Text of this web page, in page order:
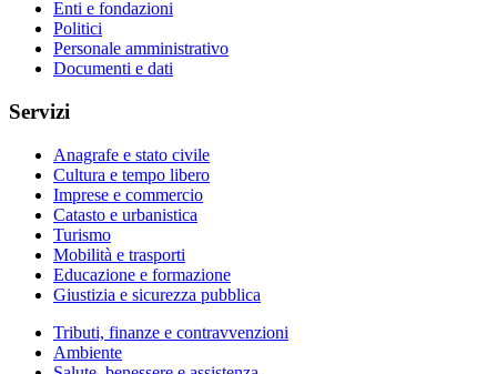
Enti e fondazioni
Politici
Personale amministrativo
Documenti e dati
Servizi
Anagrafe e stato civile
Cultura e tempo libero
Imprese e commercio
Catasto e urbanistica
Turismo
Mobilità e trasporti
Educazione e formazione
Giustizia e sicurezza pubblica
Tributi, finanze e contravvenzioni
Ambiente